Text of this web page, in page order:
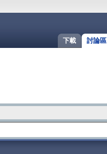
討論區
下載